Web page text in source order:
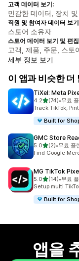
고객 데이터 보기:
민감한 데이터, 장치
직원 및 참여자 데이터 보
스토어 소유자
스토어 데이터 보기 및 편
고객, 제품, 주문, 스토
세부 정보 보기
이 앱과 비슷한 더
TiXel: Meta
4.2별 5개 중
(74)
총 리뷰 74개
•무료
Track TikTok,
Built for
GMC Store
5.0별 5개 중
(2)
총 리뷰 2개
•무료 플
Find Google
MG TikTok
5.0별 5개 중
(14)
총 리뷰 14개
•무료
Setup multi
Built for
앱을